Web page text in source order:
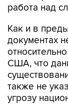
работа над
Как и в
документах
США, что
также не
угрозу